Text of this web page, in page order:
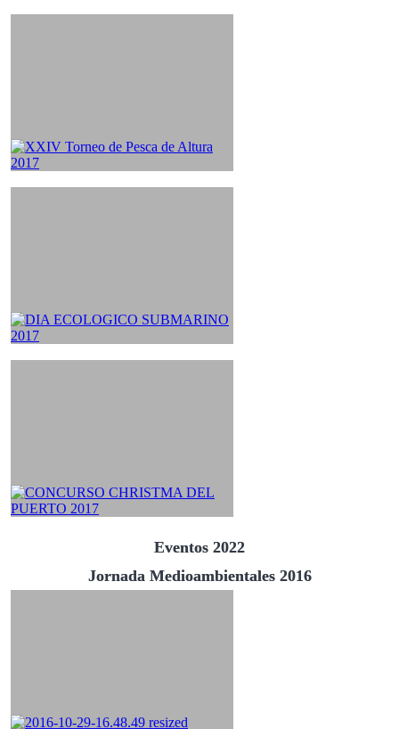
Eventos 2022
Jornada Medioambientales 2016